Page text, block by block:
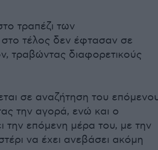
τραπέζι των
τέλος δεν έφτασαν σε
τραβώντας διαφορετικούς
σε αναζήτηση του
την αγορά, ενώ και ο
την επόμενη μέρα του, με την
να έχει ανεβάσει ακόμη